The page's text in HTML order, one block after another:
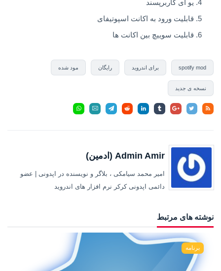
یو آی کاربرپسند
قابلیت ورود به اکانت اسپوتیفای
قابلیت سوییچ بین اکانت ها
spotify mod برای اندروید رایگان مود شده
نسخه ی جدید
Admin Amir (ادمین)
امیر محمد سیامکی ، بلاگر و نویسنده در اپدونی | عضو
دائمی اپدونی کرکر نرم افزار های اندروید
نوشته های مرتبط
برنامه